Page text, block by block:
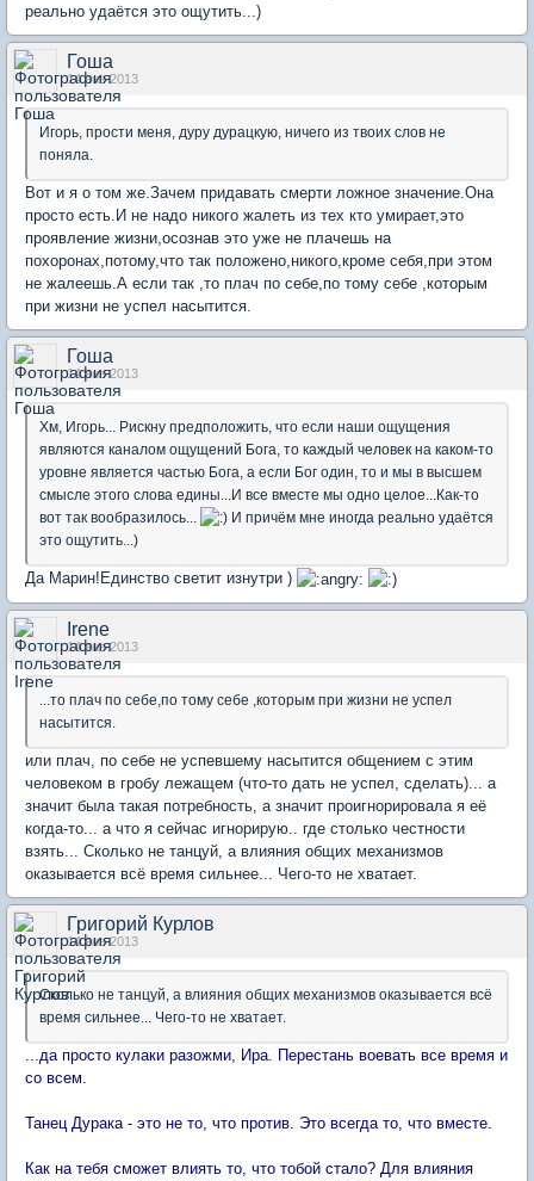
реально удаётся это ощутить...)
Гоша
14 янв 2013
Игорь, прости меня, дуру дурацкую, ничего из твоих слов не
поняла.
Вот и я о том же.Зачем придавать смерти ложное значение.Она
просто есть.И не надо никого жалеть из тех кто умирает,это
проявление жизни,осознав это уже не плачешь на
похоронах,потому,что так положено,никого,кроме себя,при этом
не жалеешь.А если так ,то плач по себе,по тому себе ,которым
при жизни не успел насытится.
Гоша
14 янв 2013
Хм, Игорь... Рискну предположить, что если наши ощущения
являются каналом ощущений Бога, то каждый человек на каком-то
уровне является частью Бога, а если Бог один, то и мы в высшем
смысле этого слова едины...И все вместе мы одно целое...Как-то
вот так вообразилось...
И причём мне иногда реально удаётся
это ощутить...)
Да Марин!Единство светит изнутри )
Irene
14 янв 2013
...то плач по себе,по тому себе ,которым при жизни не успел
насытится.
или плач, по себе не успевшему насытится общением с этим
человеком в гробу лежащем (что-то дать не успел, сделать)... а
значит была такая потребность, а значит проигнорировала я её
когда-то... а что я сейчас игнорирую.. где столько честности
взять... Сколько не танцуй, а влияния общих механизмов
оказывается всё время сильнее... Чего-то не хватает.
Григорий Курлов
14 янв 2013
Сколько не танцуй, а влияния общих механизмов оказывается всё
время сильнее... Чего-то не хватает.
...да просто кулаки разожми, Ира. Перестань воевать все время и
со всем.
Танец Дурака - это не то, что против. Это всегда то, что вместе.
Как на тебя сможет влиять то, что тобой стало? Для влияния